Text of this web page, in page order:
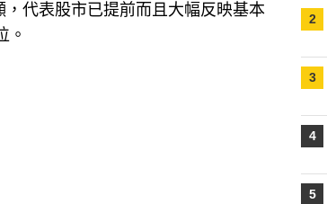
代表股市已提前而且大幅反映基本
。
2
3
4
5